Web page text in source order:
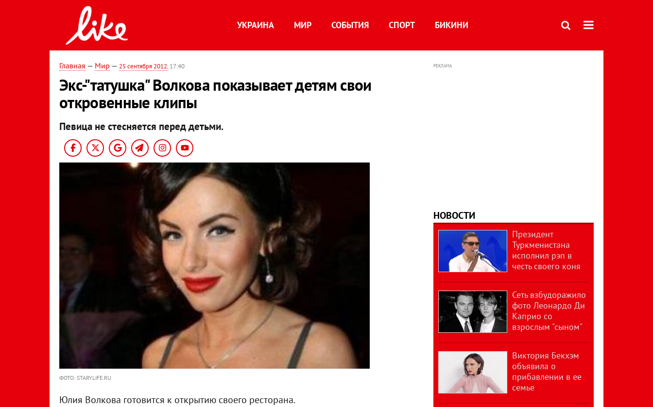
УКРАИНА МИР СОБЫТИЯ СПОРТ БИКИНИ
Главная — Мир — 25 сентября 2012, 17:40
Экс-"татушка" Волкова показывает детям свои
откровенные клипы
Певица не стесняется перед детьми.
ФОТО: STARYLIFE.RU
Юлия Волкова готовится к открытию своего ресторана.
РЕКЛАМА
НОВОСТИ
Президент
Туркменистана
исполнил рэп в
честь своего коня
Сеть взбудоражило
фото Леонардо Ди
Каприо со
взрослым "сыном"
Виктория Бекхэм
объявила о
прибавлении в ее
семье